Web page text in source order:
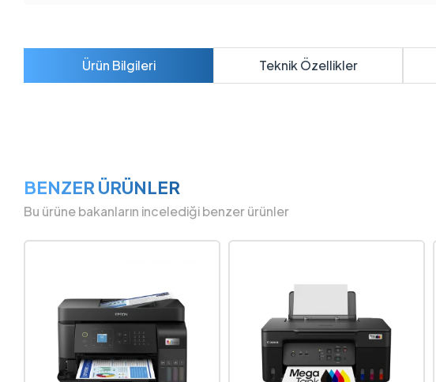
Ürün Bilgileri Teknik Özellikler
BENZER ÜRÜNLER
Bu ürüne bakanların incelediği benzer ürünler